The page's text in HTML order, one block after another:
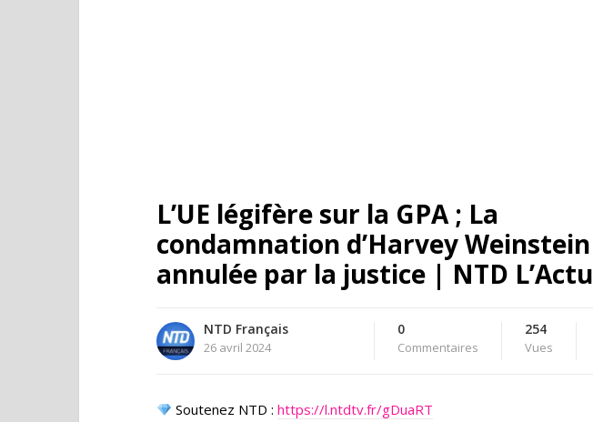
L’UE légifère sur la GPA ; La
condamnation d’Harvey Weinstein
annulée par la justice | NTD L’Actu
NTD Français
26 avril 2024
0
Commentaires
254
Vues
Soutenez NTD :https://l.ntdtv.fr/gDuaRT